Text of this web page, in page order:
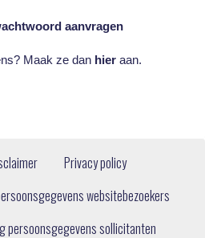
aanvragen
Maak ze dan hier aan.
Privacy policy
websitebezoekers
persoonsgegevens sollicitanten